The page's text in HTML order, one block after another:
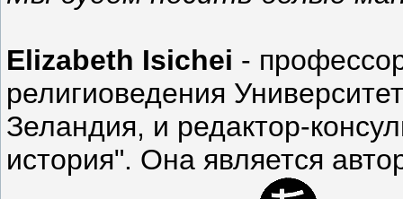
Elizabeth Isichei -
религиоведения
Зеландия, и редактор-
история". Она является